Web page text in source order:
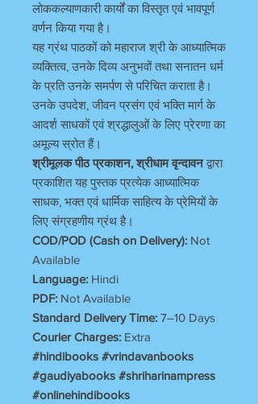
लोककल्याणकारी कार्यों का विस्तृत एवं भावपूर्ण
वर्णन किया गया है।
यह ग्रंथ पाठकों को महाराज श्री के आध्यात्मिक
व्यक्तित्व, उनके दिव्य अनुभवों तथा सनातन धर्म
के प्रति उनके समर्पण से परिचित कराता है।
उनके उपदेश, जीवन प्रसंग एवं भक्ति मार्ग के
आदर्श साधकों एवं श्रद्धालुओं के लिए प्रेरणा का
अमूल्य स्रोत हैं।
श्रीमूलक पीठ प्रकाशन, श्रीधाम वृन्दावनद्वारा
प्रकाशित यह पुस्तक प्रत्येक आध्यात्मिक
साधक, भक्त एवं धार्मिक साहित्य के प्रेमियों के
लिए संग्रहणीय ग्रंथ है।
COD/POD (Cash on Delivery): Not
Available
Language: Hindi
PDF: Not Available
Standard Delivery Time: 7–10 Days
Courier Charges: Extra
#hindibooks #vrindavanbooks
#gaudiyabooks #shriharinampress
#onlinehindibooks